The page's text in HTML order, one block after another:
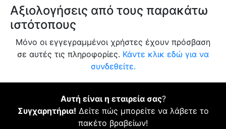
Αξιολογήσεις από τους παρακάτω
ιστότοπους
Μόνο οι εγγεγραμμένοι χρήστες έχουν πρόσβαση
σε αυτές τις πληροφορίες. Κάντε κλικ εδώ για να
συνδεθείτε.
Αυτή είναι η εταιρεία σας?
Συγχαρητήρια! Δείτε πώς μπορείτε να λάβετε το
πακέτο βραβείων!